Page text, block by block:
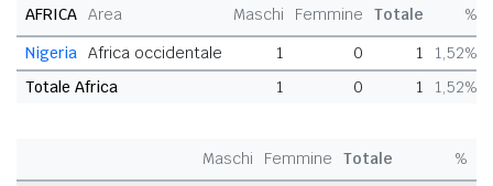
AFRICA Area Maschi Femmine Totale
%
Nigeria Africa occidentale 1 0 1
1,52%
Totale Africa
1 0 1 1,52%
Maschi Femmine Totale
%